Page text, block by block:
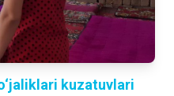
kuzatuvlari